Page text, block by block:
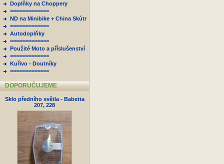
Doplňky na Choppery
=============
ND na Minibike + China Skútr
=============
Autodoplňky
=============
Použité Moto a příslušenství
=============
Kuřivo - Doutníky
=============
DOPORUČUJEME
Sklo předního světla - Babetta
207, 228